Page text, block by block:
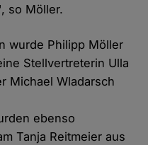
so Möller.
wurde Philipp Möller
Stellvertreterin Ulla
Michael Wladarsch
ebenso
Tanja Reitmeier aus